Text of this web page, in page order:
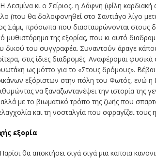
Δεσμίνα κι ο Σείριος, η Δάφνη (φίλη
(που θα δολοφονηθεί στο Σαντιάγο λίγο
Σάμι, πρόσωπα που διασταυρώνονται στους
μυθιστόρημα της εξορίας, που κι αυτό
δικού του συγγραφέα. Συναντούν άραγε
στις ίδιες διαδρομές. Αναφέρομαι
ως μόττο για το «Στους δρόμους».
εξόριστων στην πόλη του Φωτός, ενώ
να ξαναζωντανέψει την ιστορία της
με το βιωματικό τρόπο της ζωής που
και τη νοσταλγία που σφραγίζει τους
εξορία
θα αποκτήσει σιγά σιγά μια κάποια